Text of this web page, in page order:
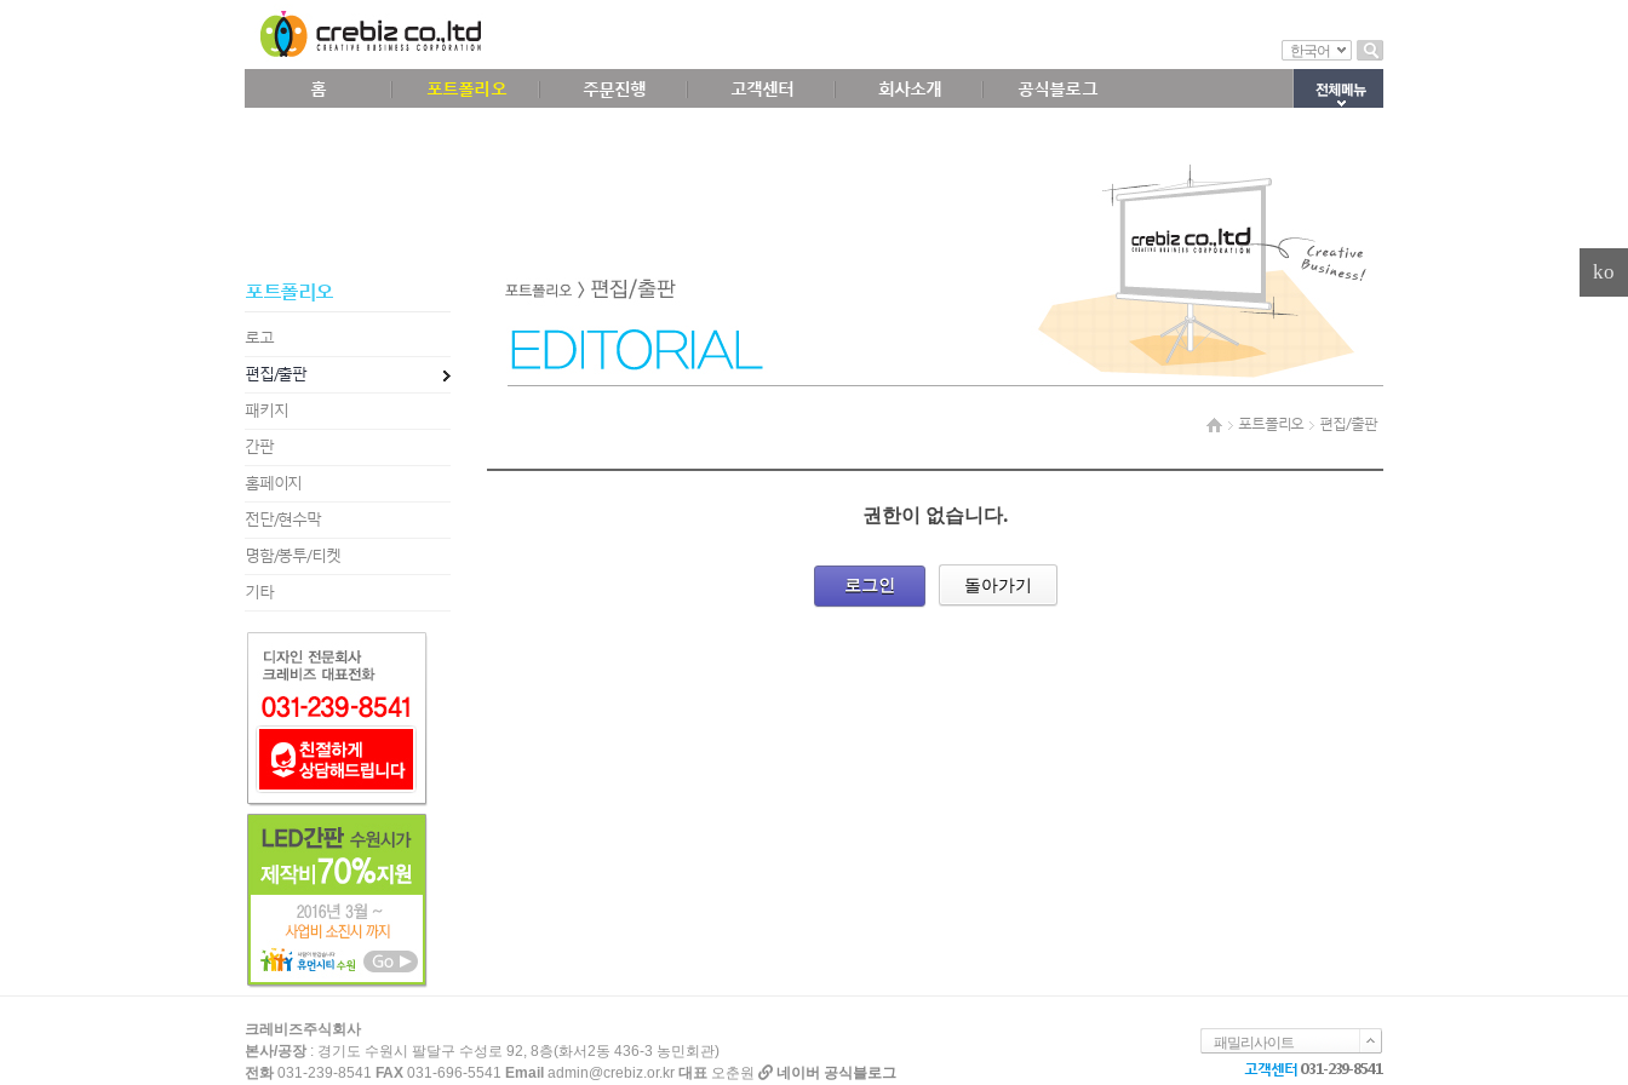
한국어
홈 포트폴리오 주문진행 고객센터 회사소개 공식블로그
포트폴리오
로고
편집/출판
패키지
간판
홈페이지
전단/현수막
명함/봉투/티켓
기타
포트폴리오 편집/출판
권한이 없습니다.
로그인 돌아가기
크레비즈주식회사
본사/공장 : 경기도 수원시 팔달구 수성로 92, 8층(화서2동 436-3 농민회관)
전화 031-239-8541 FAX 031-696-5541 Email admin@crebiz.or.kr 대표 오춘원 네이버 공식블로그
패밀리사이트
고객센터 031-239-8541
ko